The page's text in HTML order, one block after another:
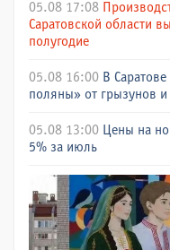
05.08 17:08
Саратовской области
полугодие
05.08 16:00 В
поляны» от грызунов
05.08 13:00 Цены на
5% за июль